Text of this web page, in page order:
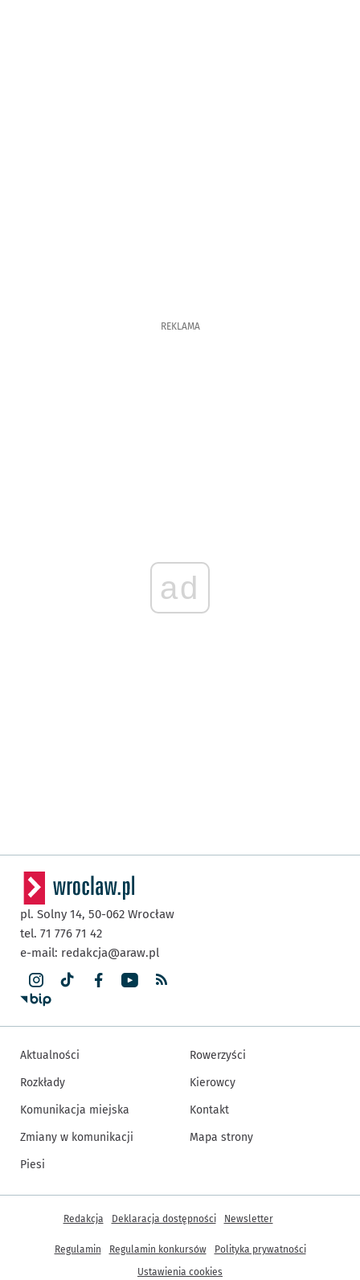
REKLAMA
ad
pl. Solny 14, 50-062 Wrocław
tel. 71 776 71 42
e-mail: redakcja@araw.pl
Aktualności
Rozkłady
Komunikacja miejska
Zmiany w komunikacji
Piesi
Rowerzyści
Kierowcy
Kontakt
Mapa strony
Inne informacje
Redakcja Deklaracja dostępności Newsletter
Regulamin Regulamin konkursów
Polityka prywatności
Ustawienia cookies